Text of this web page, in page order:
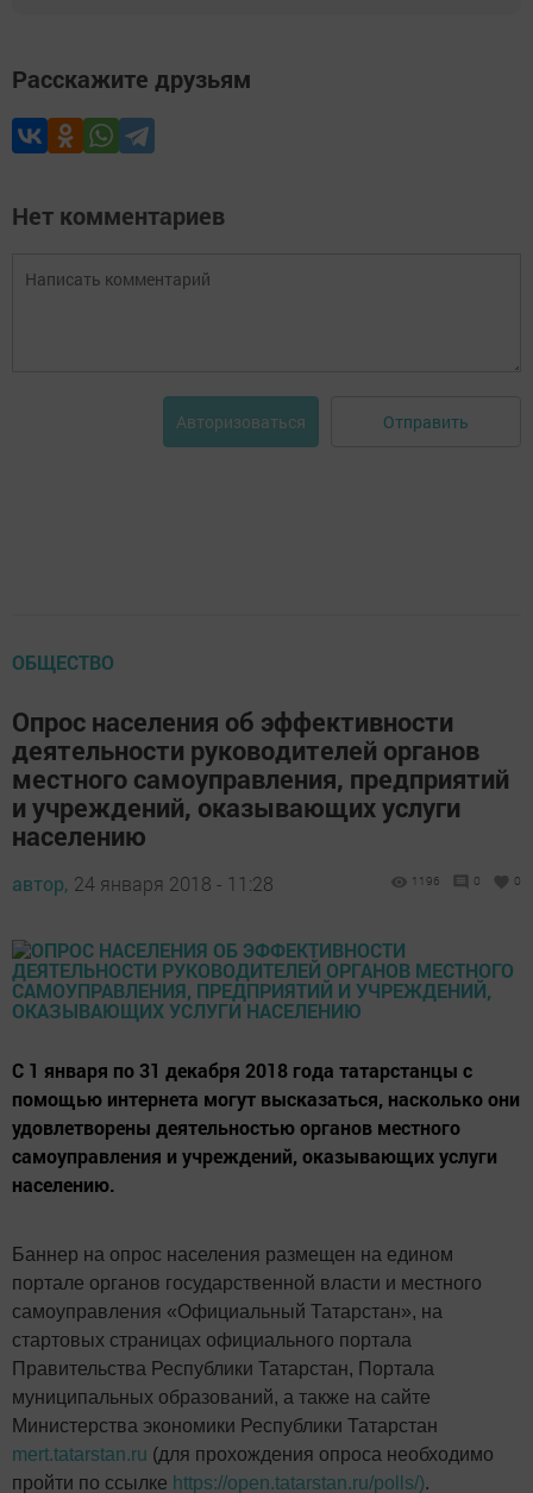
Расскажите друзьям
Нет комментариев
Авторизоваться Отправить
ОБЩЕСТВО
Опрос населения об эффективности
деятельности руководителей органов
местного самоуправления, предприятий
и учреждений, оказывающих услуги
населению
автор, 24 января 2018 - 11:28 1196 0 0
С 1 января по 31 декабря 2018 года татарстанцы с
помощью интернета могут высказаться, насколько они
удовлетворены деятельностью органов местного
самоуправления и учреждений, оказывающих услуги
населению.
Баннер на опрос населения размещен на едином
портале органов государственной власти и местного
самоуправления «Официальный Татарстан», на
стартовых страницах официального портала
Правительства Республики Татарстан, Портала
муниципальных образований, а также на сайте
Министерства экономики Республики Татарстан
mert.tatarstan.ru (для прохождения опроса необходимо
пройти по ссылке https://open.tatarstan.ru/polls/).